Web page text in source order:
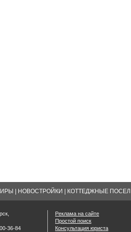
НОВОСТРОЙКИ КОТТЕДЖНЫЕ
36-84
Реклама на сайте
Простой поиск
Консультация юриста